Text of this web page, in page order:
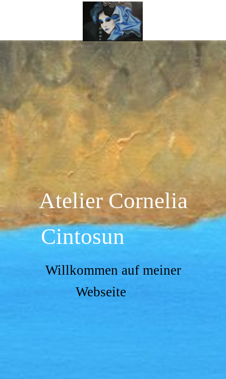
Atelier Cornelia
Cintosun
Willkommen auf meiner
Webseite